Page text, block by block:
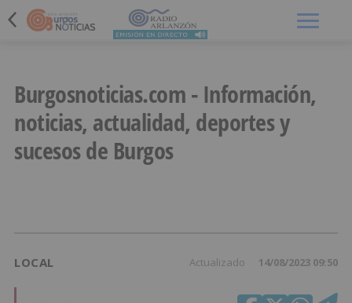
Burgosnoticias.com - Información,
noticias, actualidad, deportes y
sucesos de Burgos
LOCAL Actualizado 14/08/2023 09:50